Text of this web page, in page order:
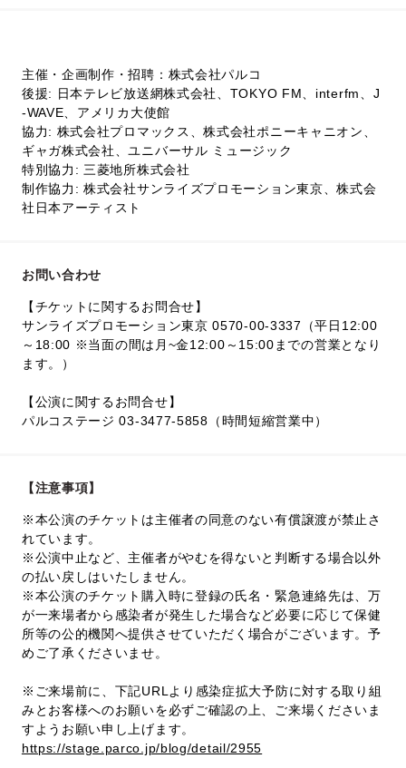
主催・企画制作・招聘：株式会社パルコ
後援: 日本テレビ放送網株式会社、TOKYO FM、interfm、J
-WAVE、アメリカ大使館
協力: 株式会社プロマックス、株式会社ポニーキャニオン、
ギャガ株式会社、ユニバーサル ミュージック
特別協力: 三菱地所株式会社
制作協力: 株式会社サンライズプロモーション東京、株式会
社日本アーティスト
お問い合わせ
【チケットに関するお問合せ】
サンライズプロモーション東京 0570-00-3337（平日12:00
～18:00 ※当面の間は月~金12:00～15:00までの営業となり
ます。）
【公演に関するお問合せ】
パルコステージ 03-3477-5858（時間短縮営業中）
【注意事項】
※本公演のチケットは主催者の同意のない有償譲渡が禁止さ
れています。
※公演中止など、主催者がやむを得ないと判断する場合以外
の払い戻しはいたしません。
※本公演のチケット購入時に登録の氏名・緊急連絡先は、万
が一来場者から感染者が発生した場合など必要に応じて保健
所等の公的機関へ提供させていただく場合がございます。予
めご了承くださいませ。
※ご来場前に、下記URLより感染症拡大予防に対する取り組
みとお客様へのお願いを必ずご確認の上、ご来場くださいま
すようお願い申し上げます。
https://stage.parco.jp/blog/detail/2955